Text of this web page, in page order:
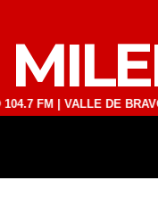
| VALLE DE BRAVO